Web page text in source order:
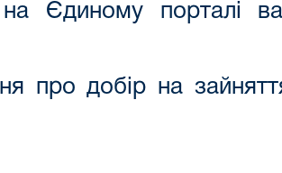
на Єдиному порталі
про добір на